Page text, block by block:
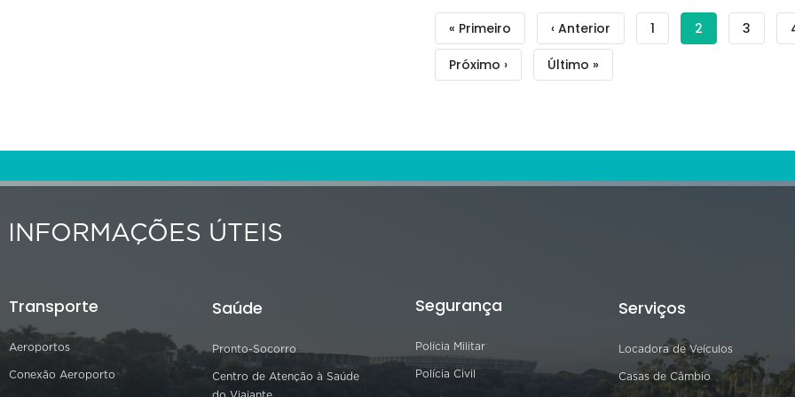
Paginação
Primeira
página
« Primeiro
Página
anterior
‹ Anterior
Filtrar
1
Página
2
Filtrar
3
Próxima
Próximo ›
Última
Último »
INFORMAÇÕES ÚTEIS
Transporte
Aeroportos
Conexão Aeroporto
Saúde
Pronto-Socorro
Centro de Atenção à Saúde
Segurança
Polícia Militar
Polícia Civil
Serviços
Locadora de Veículos
Casas de Câmbio